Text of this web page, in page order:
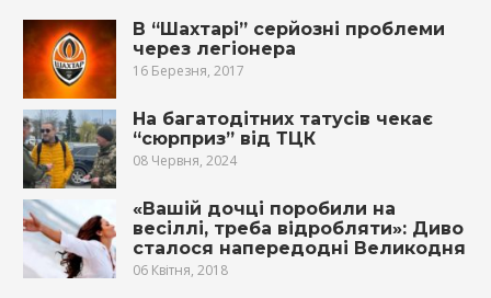
В “Шахтарі” серйозні проблеми
через легіонера
16 Березня, 2017
На багатодітних татусів чекає
“сюрприз” від ТЦК
08 Червня, 2024
«Вашій дочці поpoбили на
весіллі, треба вiдpoбляти»: Диво
сталося напередодні Великодня
06 Квітня, 2018